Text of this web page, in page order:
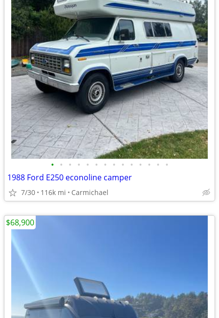
• • • • • • • • • • • • • •
1988 Ford E250 econoline camper
7/30 116k mi Carmichael
$68,900